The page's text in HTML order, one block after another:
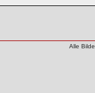
Alle